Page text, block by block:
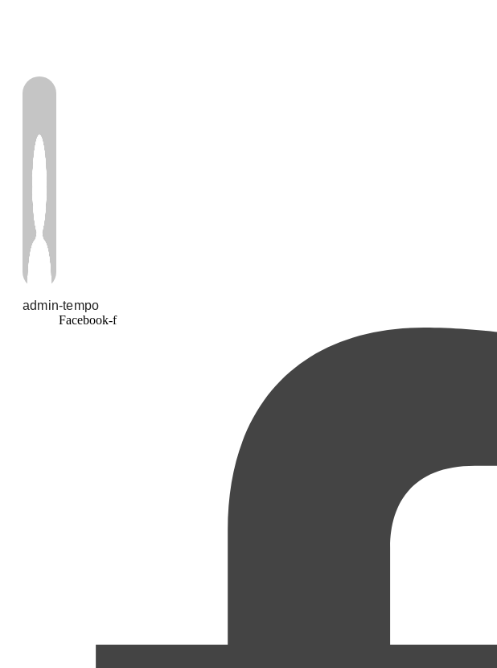
admin-tempo
Facebook-f